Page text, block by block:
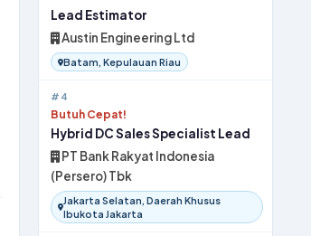
Lead Estimator
Austin Engineering Ltd
Batam, Kepulauan Riau
#4
Butuh Cepat!
Hybrid DC Sales Specialist Lead
PT Bank Rakyat Indonesia
(Persero) Tbk
Jakarta Selatan, Daerah Khusus
Ibukota Jakarta